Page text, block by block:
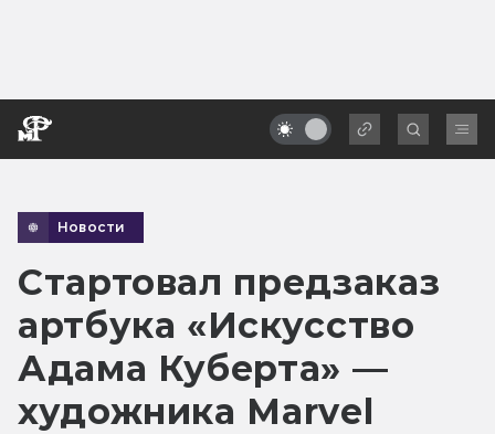
Новости
Стартовал предзаказ
артбука «Искусство
Адама Куберта» —
художника Marvel